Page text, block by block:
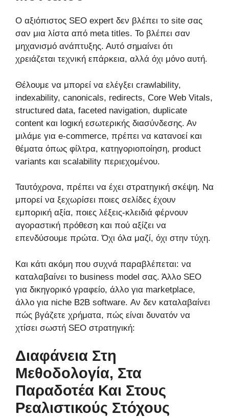
Ο αξιόπιστος SEO expert δεν βλέπει το site σας
σαν μια λίστα από meta titles. Το βλέπει σαν
μηχανισμό ανάπτυξης. Αυτό σημαίνει ότι
χρειάζεται τεχνική επάρκεια, αλλά όχι μόνο αυτή.
Θέλουμε να μπορεί να ελέγξει crawlability,
indexability, canonicals, redirects, Core Web Vitals,
structured data, faceted navigation, duplicate
content και logική εσωτερικής διασύνδεσης. Αν
μιλάμε για e-commerce, πρέπει να κατανοεί και
θέματα όπως φίλτρα, κατηγοριοποίηση, product
variants και scalability περιεχομένου.
Ταυτόχρονα, πρέπει να έχει στρατηγική σκέψη. Να
μπορεί να ξεχωρίσει ποιες σελίδες έχουν
εμπορική αξία, ποιες λέξεις-κλειδιά φέρνουν
αγοραστική πρόθεση και πού αξίζει να
επενδύσουμε πρώτα. Όχι όλα μαζί, όχι στην τύχη.
Και κάτι ακόμη που συχνά παραβλέπεται: να
καταλαβαίνει το business model σας. Άλλο SEO
για δικηγορικό γραφείο, άλλο για marketplace,
άλλο για niche B2B software. Αν δεν καταλαβαίνει
πώς βγάζετε χρήματα, πώς είναι δυνατόν να
χτίσει σωστή SEO στρατηγική:
Διαφάνεια Στη
Μεθοδολογία, Στα
Παραδοτέα Και Στους
Ρεαλιστικούς Στόχους